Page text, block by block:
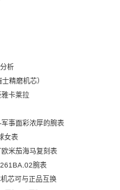
析
精磨机芯）
卡莱拉
事面彩浓厚的腕表
女表
米茄海马复刻表
腕表
芯可与正品互换